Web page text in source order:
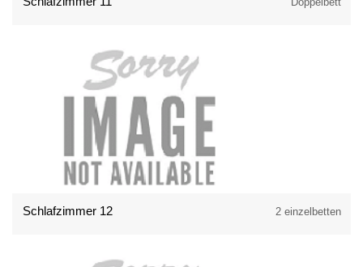
Schlafzimmer 12 2 einzelbetten